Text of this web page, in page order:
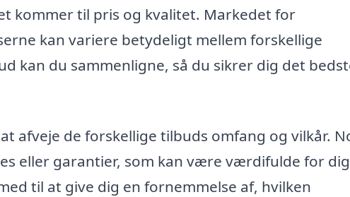
kommer til pris og kvalitet. Markedet for
kan variere betydeligt mellem forskellige
kan du sammenligne, så du sikrer dig det
afveje de forskellige tilbuds omfang og vilkår.
eller garantier, som kan være værdifulde for
til at give dig en fornemmelse af, hvilken